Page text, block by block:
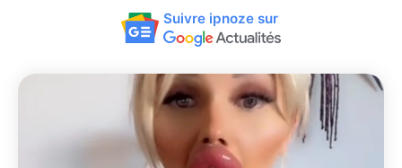
Suivre ipnoze sur